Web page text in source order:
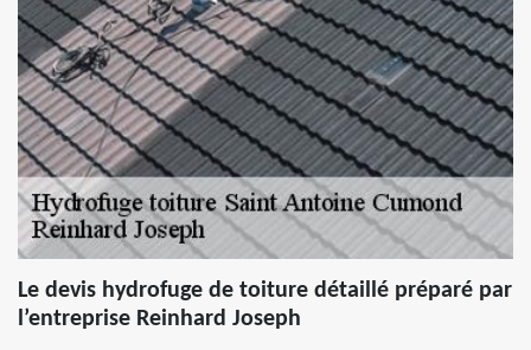
Le devis hydrofuge de toiture détaillé préparé par
l’entreprise Reinhard Joseph